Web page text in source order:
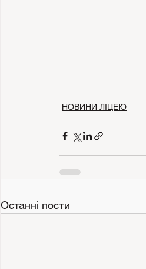
НОВИНИ ЛІЦЕЮ
Останні пости